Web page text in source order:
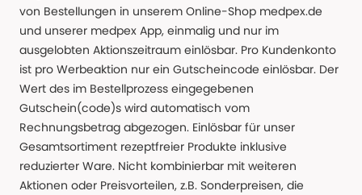
von Bestellungen in unserem Online-Shop medpex.de
und unserer medpex App, einmalig und nur im
ausgelobten Aktionszeitraum einlösbar. Pro Kundenkonto
ist pro Werbeaktion nur ein Gutscheincode einlösbar. Der
Wert des im Bestellprozess eingegebenen
Gutschein(code)s wird automatisch vom
Rechnungsbetrag abgezogen. Einlösbar für unser
Gesamtsortiment rezeptfreier Produkte inklusive
reduzierter Ware. Nicht kombinierbar mit weiteren
Aktionen oder Preisvorteilen, z.B. Sonderpreisen, die